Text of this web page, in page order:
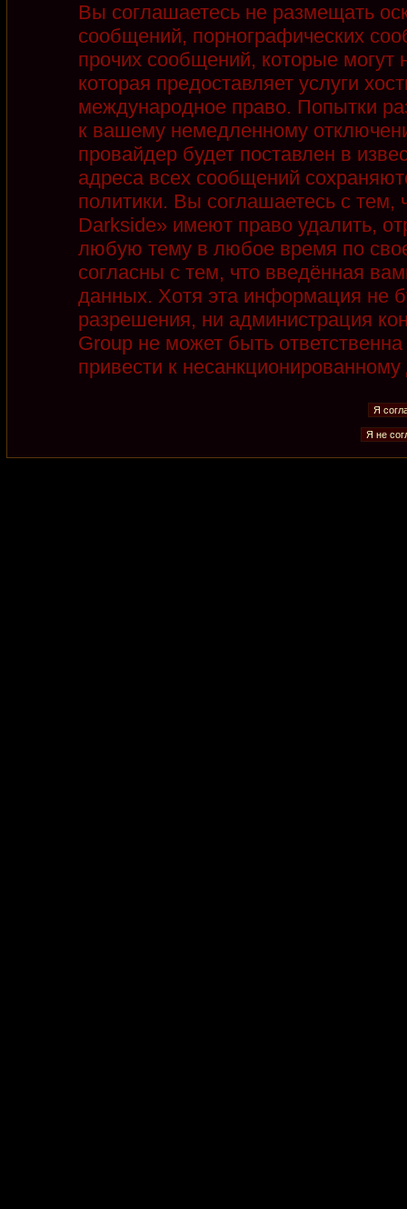
Вы соглашаетесь не размещать
сообщений, порнографических
прочих сообщений, которые
которая предоставляет услуги
международное право. Попытки
к вашему немедленному
провайдер будет поставлен в
адреса всех сообщений
политики. Вы соглашаетесь с
Darkside» имеют право удалить,
любую тему в любое время по
согласны с тем, что введённая
данных. Хотя эта информация не
разрешения, ни администрация
Group не может быть
привести к несанкционированному